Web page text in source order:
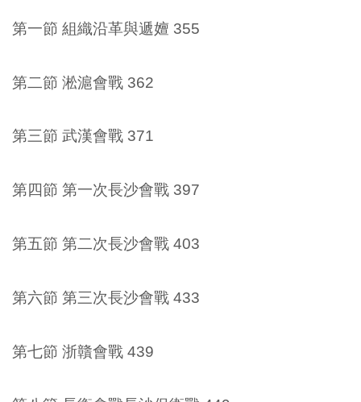
第一節 組織沿革與遞嬗 355
第二節 淞滬會戰 362
第三節 武漢會戰 371
第四節 第一次長沙會戰 397
第五節 第二次長沙會戰 403
第六節 第三次長沙會戰 433
第七節 浙贛會戰 439